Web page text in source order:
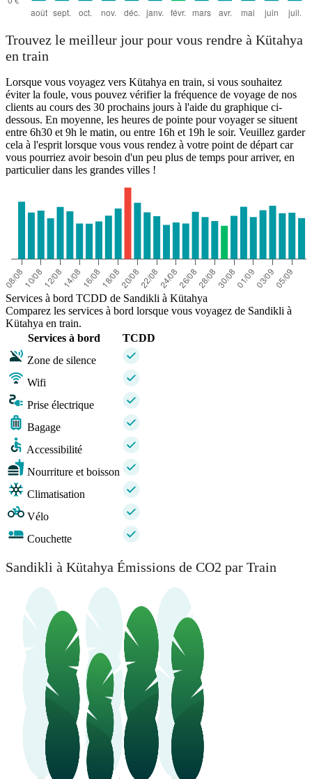
Trouvez le meilleur jour pour vous rendre à Kütahya
en train
Lorsque vous voyagez vers Kütahya en train, si vous souhaitez
éviter la foule, vous pouvez vérifier la fréquence de voyage de nos
clients au cours des 30 prochains jours à l'aide du graphique ci-
dessous. En moyenne, les heures de pointe pour voyager se situent
entre 6h30 et 9h le matin, ou entre 16h et 19h le soir. Veuillez garder
cela à l'esprit lorsque vous vous rendez à votre point de départ car
vous pourriez avoir besoin d'un peu plus de temps pour arriver, en
particulier dans les grandes villes !
Services à bord TCDD de Sandikli à Kütahya
Comparez les services à bord lorsque vous voyagez de Sandikli à
Kütahya en train.
Services à bord
TCDD
Zone de silence
Wifi
Prise électrique
Bagage
Accessibilité
Nourriture et boisson
Climatisation
Vélo
Couchette
Sandikli à Kütahya Émissions de CO2 par Train